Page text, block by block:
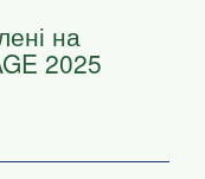
на
2025